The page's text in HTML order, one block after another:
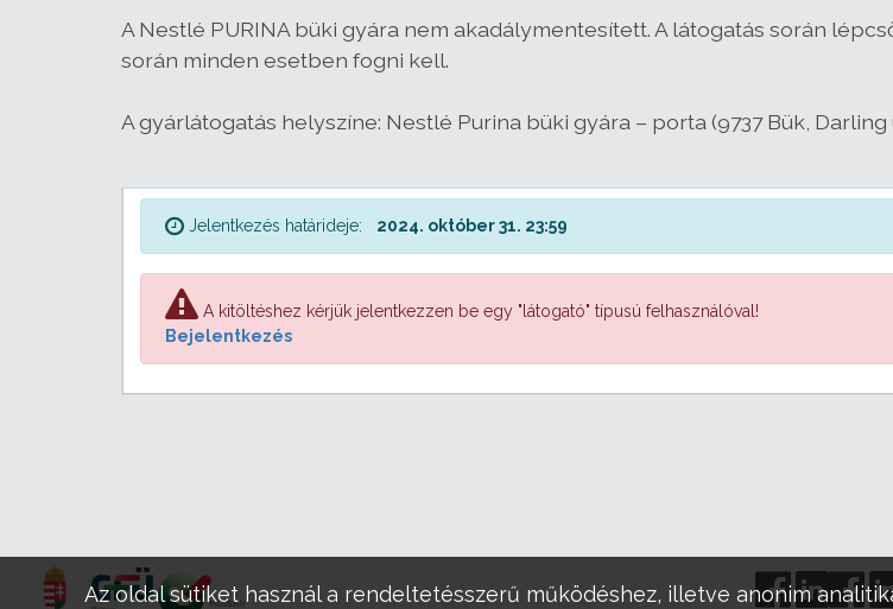
A Nestlé PURINA büki gyára nem akadálymentesített. A látogatás során
során minden esetben fogni kell.
A gyárlátogatás helyszíne: Nestlé Purina büki gyára – porta (9737 Bük, Darling
Jelentkezés határideje: 2024. október 31. 23:59
A kitöltéshez kérjük jelentkezzen be egy "látogató" típusú felhasználóval!
Bejelentkezés
Az oldal sütiket használ a rendeltetésszerű működéshez, illetve anonim